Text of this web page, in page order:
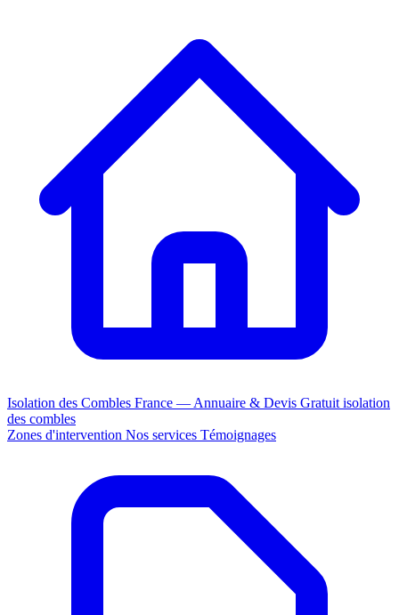
Isolation des Combles France — Annuaire & Devis Gratuit isolation
des combles
Zones d'intervention Nos services Témoignages